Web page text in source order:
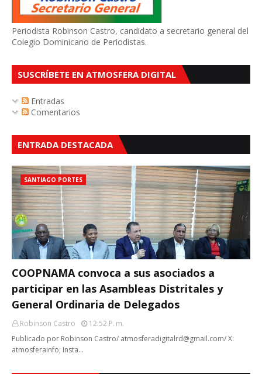
Periodista Robinson Castro, candidato a secretario general del
Colegio Dominicano de Periodistas.
SUSCRÍBETE EN ATMOSFERA DIGITAL
Entradas
Comentarios
ENTRADA DESTACADA
SANTIAGO PORTES
COOPNAMA convoca a sus asociados a
participar en las Asambleas Distritales y
General Ordinaria de Delegados
Robinson Castro
12:52 P. M.
Publicado por Robinson Castro/ atmosferadigitalrd@gmail.com/ X:
atmosferainfo; Insta…